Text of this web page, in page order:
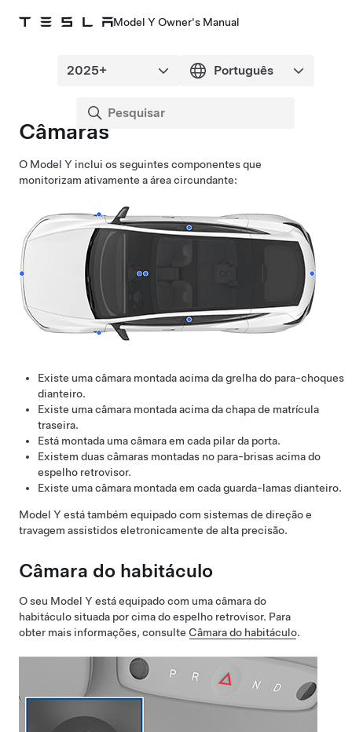
Model Y Owner's Manual
Câmaras
O Model Y inclui os seguintes componentes que
monitorizam ativamente a área circundante:
Existe uma câmara montada acima da grelha do para-choques
dianteiro.
Existe uma câmara montada acima da chapa de matrícula
traseira.
Está montada uma câmara em cada pilar da porta.
Existem duas câmaras montadas no para-brisas acima do
espelho retrovisor.
Existe uma câmara montada em cada guarda-lamas dianteiro.
Model Y está também equipado com sistemas de direção e
travagem assistidos eletronicamente de alta precisão.
Câmara do habitáculo
O seu Model Y está equipado com uma câmara do
habitáculo situada por cima do espelho retrovisor. Para
obter mais informações, consulte Câmara do habitáculo.